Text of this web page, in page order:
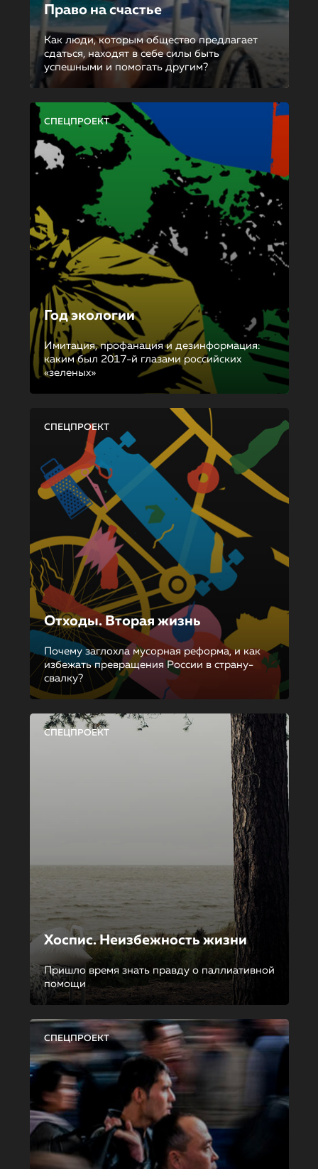
Право на счастье
Как люди, которым общество предлагает
сдаться, находят в себе силы быть
успешными и помогать другим?
СПЕЦПРОЕКТ
Год экологии
Имитация, профанация и дезинформация:
каким был 2017-й глазами российских
«зеленых»
СПЕЦПРОЕКТ
Отходы. Вторая жизнь
Почему заглохла мусорная реформа, и как
избежать превращения России в страну-
свалку?
СПЕЦПРОЕКТ
Хоспис. Неизбежность жизни
Пришло время знать правду о паллиативной
помощи
СПЕЦПРОЕКТ